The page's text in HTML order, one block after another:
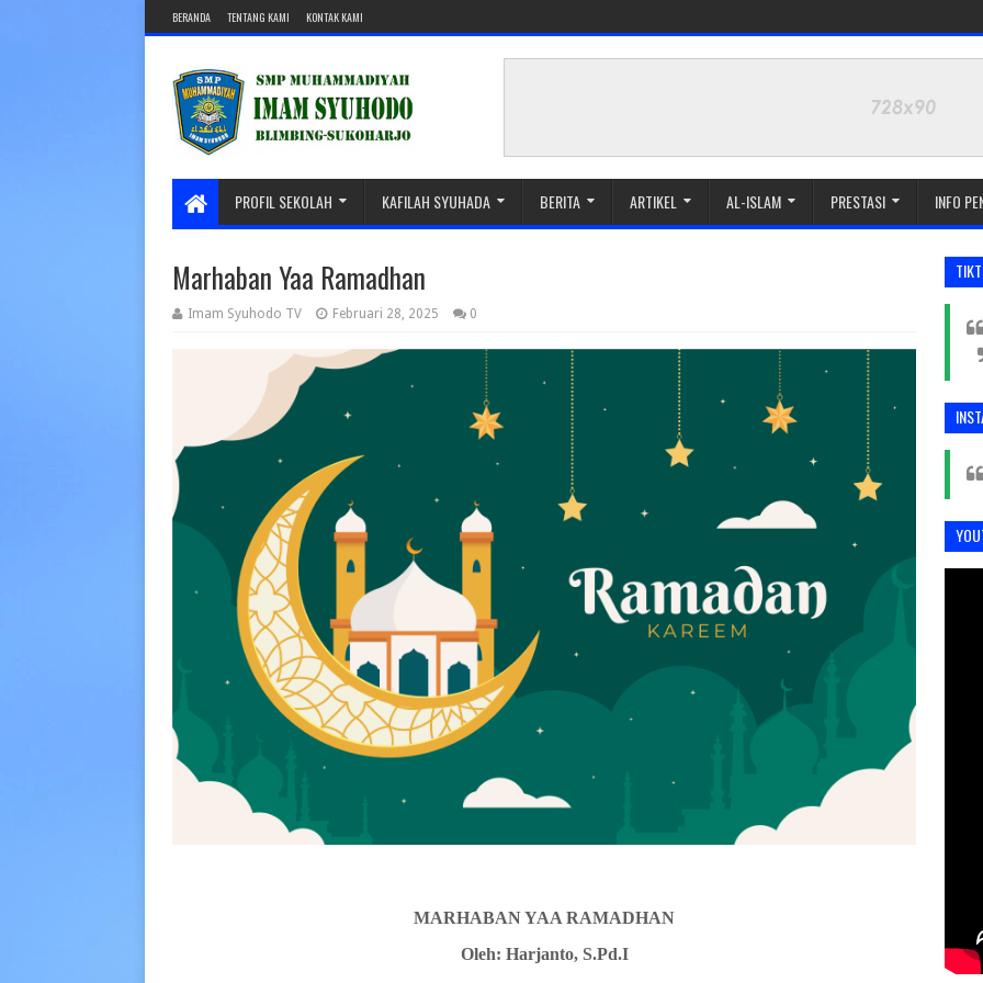
BERANDA TENTANG KAMI KONTAK KAMI
PROFIL SEKOLAH KAFILAH SYUHADA BERITA ARTIKEL AL-ISLAM PRESTASI INFO
Marhaban Yaa Ramadhan
Imam Syuhodo TV Februari 28, 2025 0
MARHABAN YAA RAMADHAN
Oleh: Harjanto, S.Pd.I